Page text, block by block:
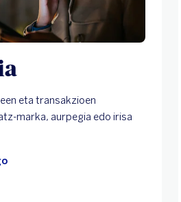
eta transakzioen
marka, aurpegia edo irisa